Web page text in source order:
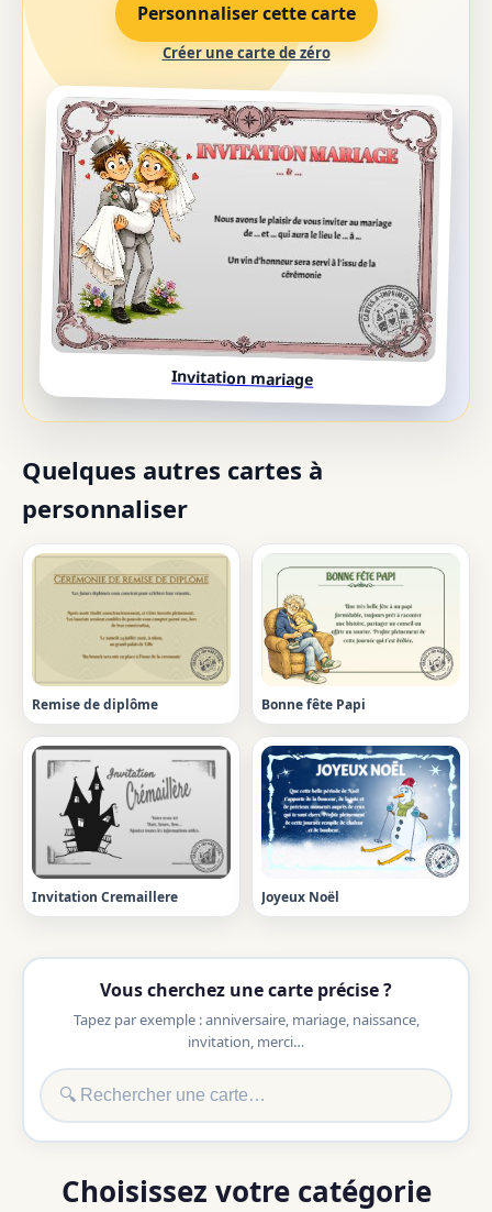
Personnaliser cette carte
Créer une carte de zéro
Invitation mariage
Quelques autres cartes à
personnaliser
Remise de diplôme Bonne fête Papi
Invitation Cremaillere Joyeux Noël
Vous cherchez une carte précise ?
Tapez par exemple : anniversaire, mariage, naissance,
invitation, merci…
Choisissez votre catégorie